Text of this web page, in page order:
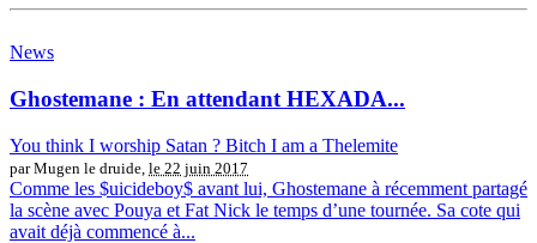
News
Ghostemane : En attendant HEXADA...
You think I worship Satan ? Bitch I am a Thelemite
par Mugen le druide, le 22 juin 2017
Comme les $uicideboy$ avant lui, Ghostemane à récemment partagé
la scène avec Pouya et Fat Nick le temps d’une tournée. Sa cote qui
avait déjà commencé à...